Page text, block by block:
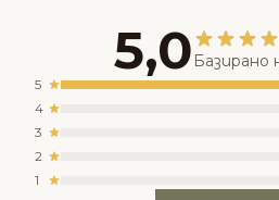
5,0 Базирано
5
4
3
2
1